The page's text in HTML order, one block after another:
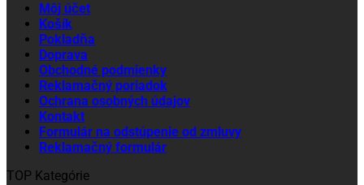
Môj účet
Košík
Pokladňa
Doprava
Obchodné podmienky
Reklamačný poriadok
Ochrana osobných údajov
Kontakt
Formulár na odstúpenie od zmluvy
Reklamačný formulár
TOP Kategórie